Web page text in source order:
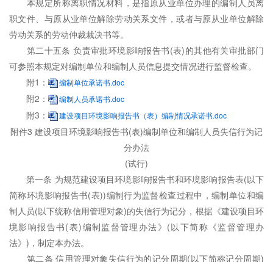
本规定所称离职情况材料，是指原从业单位办理的编制人员离
职文件、与原从业单位解除劳动关系文件，或者与原从业单位解除
劳动关系的劳动仲裁裁决书等。
第二十五条 负责审批环境影响报告书(表)的其他有关审批部门
可参照本规定对编制单位和编制人员信息提交情况进行监督检查。
附1：
编制单位承诺书.doc
附2： 编制人员承诺书.doc
附3： 建设项目环境影响报告书（表）编制情况承诺书.doc
附件3 建设项目环境影响报告书(表)编制单位和编制人员失信行为记
分办法
(试行)
第一条 为规范建设项目环境影响报告书和环境影响报告表(以下
简称环境影响报告书(表))编制行为监督检查过程中，编制单位和编
制人员(以下统称信用管理对象)的失信行为记分，根据《建设项目环
境影响报告书(表)编制监督管理办法》(以下简称《监督管理办
法》)，制定本办法。
第二条 信用管理对象失信行为的记分周期(以下简称记分周期)